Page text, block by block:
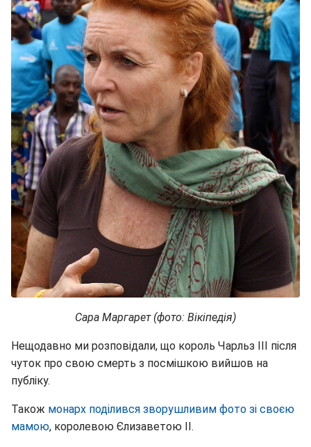
Сара Маргарет​​​​​​​ (фото: Вікіпедія)
Нещодавно ми розповідали, що король Чарльз III після
чуток про свою смерть з посмішкою вийшов на
публіку.
Також монарх поділився зворушливим фото зі своєю
мамою, королевою Єлизаветою II.